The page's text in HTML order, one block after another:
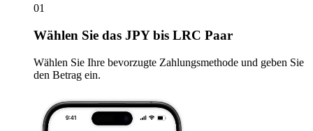
01
Wählen Sie das JPY bis LRC Paar
Wählen Sie Ihre bevorzugte Zahlungsmethode und geben Sie
den Betrag ein.